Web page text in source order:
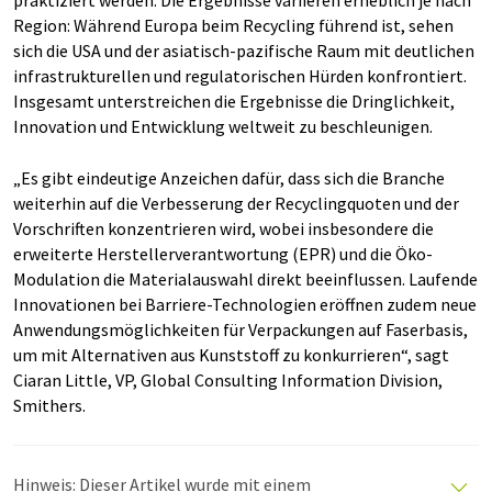
Region: Während Europa beim Recycling führend ist, sehen
sich die USA und der asiatisch-pazifische Raum mit deutlichen
infrastrukturellen und regulatorischen Hürden konfrontiert.
Insgesamt unterstreichen die Ergebnisse die Dringlichkeit,
Innovation und Entwicklung weltweit zu beschleunigen.
„Es gibt eindeutige Anzeichen dafür, dass sich die Branche
weiterhin auf die Verbesserung der Recyclingquoten und der
Vorschriften konzentrieren wird, wobei insbesondere die
erweiterte Herstellerverantwortung (EPR) und die Öko-
Modulation die Materialauswahl direkt beeinflussen. Laufende
Innovationen bei Barriere-Technologien eröffnen zudem neue
Anwendungsmöglichkeiten für Verpackungen auf Faserbasis,
um mit Alternativen aus Kunststoff zu konkurrieren“, sagt
Ciaran Little, VP, Global Consulting Information Division,
Smithers.
Hinweis: Dieser Artikel wurde mit einem